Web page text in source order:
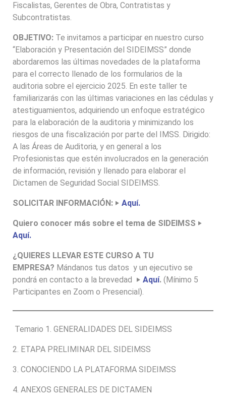
Fiscalistas, Gerentes de Obra, Contratistas y
Subcontratistas.
OBJETIVO: Te invitamos a participar en nuestro curso
“Elaboración y Presentación del SIDEIMSS” donde
abordaremos las últimas novedades de la plataforma
para el correcto llenado de los formularios de la
auditoria sobre el ejercicio 2025. En este taller te
familiarizarás con las últimas variaciones en las cédulas y
atestiguamientos, adquiriendo un enfoque estratégico
para la elaboración de la auditoria y minimizando los
riesgos de una fiscalización por parte del IMSS. Dirigido:
A las Áreas de Auditoria, y en general a los
Profesionistas que estén involucrados en la generación
de información, revisión y llenado para elaborar el
Dictamen de Seguridad Social SIDEIMSS.
SOLICITAR INFORMACIÓN: ‣ Aquí.
Quiero conocer más sobre el tema de SIDEIMSS ‣
Aquí.
¿QUIERES LLEVAR ESTE CURSO A TU
EMPRESA? Mándanos tus datos y un ejecutivo se
pondrá en contacto a la brevedad ‣ Aquí. (Mínimo 5
Participantes en Zoom o Presencial).
Temario 1. GENERALIDADES DEL SIDEIMSS
2. ETAPA PRELIMINAR DEL SIDEIMSS
3. CONOCIENDO LA PLATAFORMA SIDEIMSS
4. ANEXOS GENERALES DE DICTAMEN